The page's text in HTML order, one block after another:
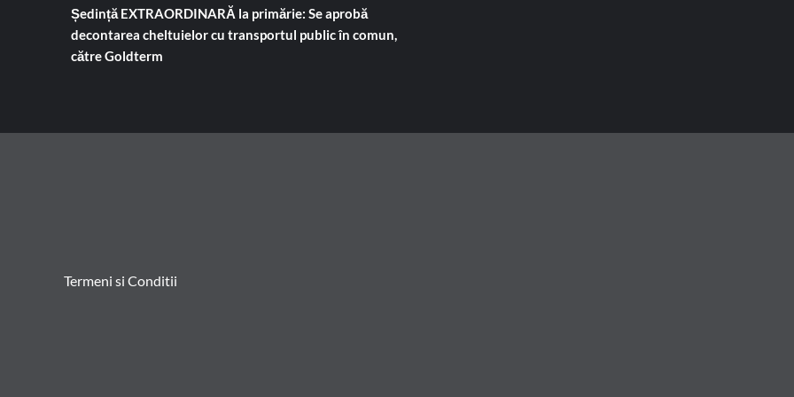
Ședință EXTRAORDINARĂ la primărie: Se aprobă
decontarea cheltuielor cu transportul public în comun,
către Goldterm
Termeni si Conditii